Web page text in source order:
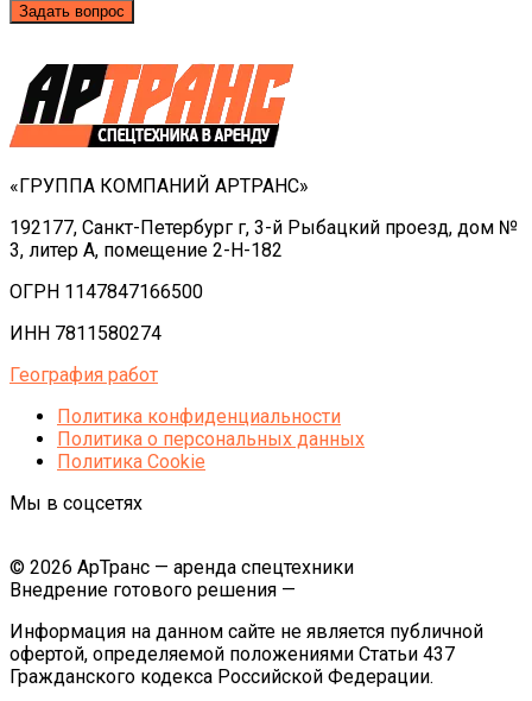
Задать вопрос
«ГРУППА КОМПАНИЙ АРТРАНС»
192177, Санкт-Петербург г, 3-й Рыбацкий проезд, дом №
3, литер А, помещение 2-Н-182
ОГРН 1147847166500
ИНН 7811580274
География работ
Политика конфиденциальности
Политика o персональных данных
Политика Cookie
Мы в соцсетях
© 2026 АрТранс — аренда спецтехники
Внедрение готового решения —
Информация на данном сайте не является публичной
офертой, определяемой положениями Статьи 437
Гражданского кодекса Российской Федерации.